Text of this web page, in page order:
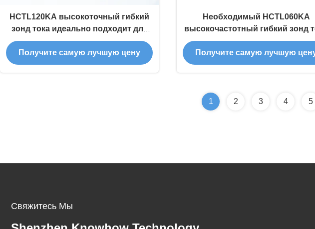
HCTL120KA высокоточный гибкий
зонд тока идеально подходит для
крупномасштабного мониторинга
тока подстанции
Получите самую лучшую цену
Необходимый HCTL060KA
высокочастотный гибкий зонд
для мониторинга
электросетей
Получите самую лучшую
1 2 3 4 5
Свяжитесь Мы